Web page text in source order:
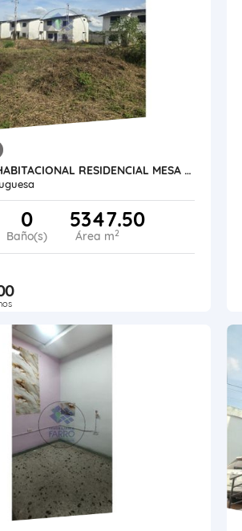
CONJUNTO HABITACIONAL RESIDENCIAL MESA DE CAVACAS VE21-272MC-MOLI-EHID
0
Baño(s)
5347.50
Área m2